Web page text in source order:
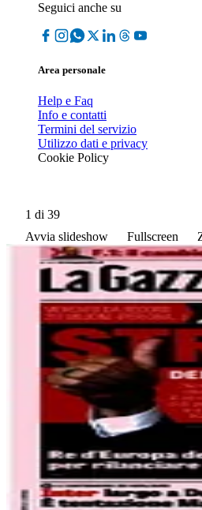
Seguici anche su
Area personale
Help e Faq
Info e contatti
Termini del servizio
Utilizzo dati e privacy
Cookie Policy
1 di 39
Avvia slideshow
Fullscreen